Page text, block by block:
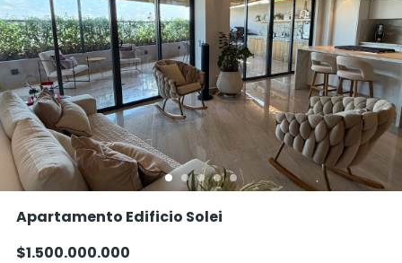
Apartamento Edificio Solei
$1.500.000.000